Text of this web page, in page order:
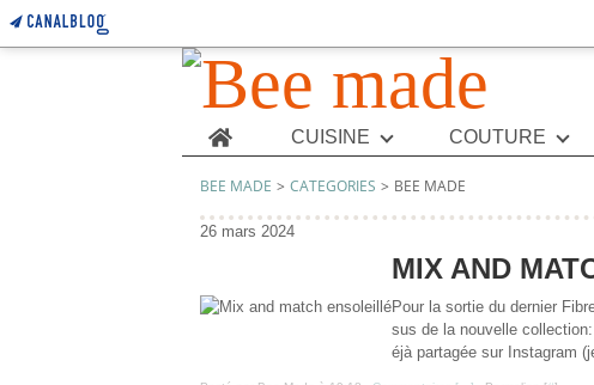
Home CUISINE COUTURE
BEE MADE > CATEGORIES > BEE MADE
26 mars 2024
MIX AND
Pour la sortie du dernier
sus de la nouvelle
éjà partagée sur Instagram